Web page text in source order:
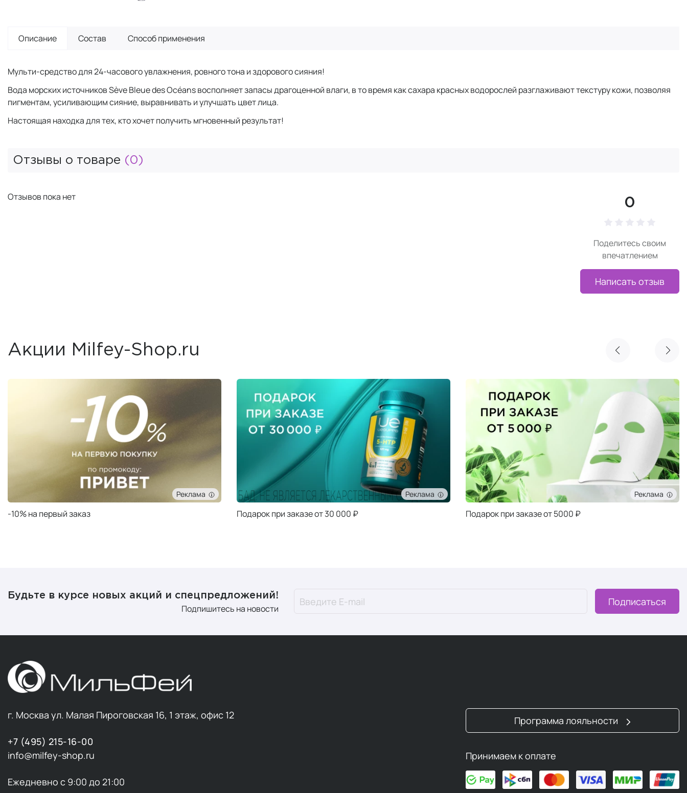
Описание Состав Способ применения
Мульти-средство для 24-часового увлажнения, ровного тона и здорового сияния!
Вода морских источников Sève Bleue des Océans восполняет запасы драгоценной влаги, в то время как сахара красных водорослей разглаживают текстуру кожи, позволяя
пигментам, усиливающим сияние, выравнивать и улучшать цвет лица.
Настоящая находка для тех, кто хочет получить мгновенный результат!
Отзывы о товаре (0)
0
Поделитесь своим
впечатлением
Написать отзыв
Отзывов пока нет
Акции Milfey-Shop.ru
Реклама
Подарок при заказе от 30 000 ₽
Реклама
Подарок при заказе от 5000 ₽
Очищающая маска NIMUE в подарок
Будьте в курсе новых акций и спецпредложений!
Подпишитесь на новости
Подписаться
г. Москва ул. Малая Пироговская 16, 1 этаж, офис 12
+7 (495) 215-16-00
info@milfey-shop.ru
Ежедневно с 9:00 до 21:00
Программа лояльности
Принимаем к оплате